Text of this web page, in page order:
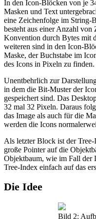
In den Icon-Blöcken von je
Masken und Text
eine Zeichenfolge im
besteht aus einer Anzahl
Konvention durch Bytes mit
weiteren sind in den Icon-
Maske, der Buchstabe im
des Icons in Pixeln zu finden.
Unentbehrlich zur
in dem die Bit-Muster der
gespeichert sind. Das
32 mal 32 Pixeln. Daraus
das Image als auch für die
werden die Icons
Als letzter Block ist der
große Pointer auf die
Objektbaum, wie im Fall
Tree-Index einfach auf das
Die Idee
Bild 2: